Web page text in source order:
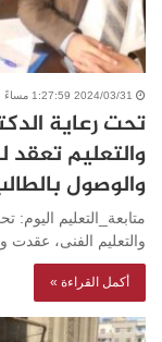
2024/03/31 1:27:59 مساءً
تحت رعاية
والتعليم تعقد
والوصول
متابعة_التعليم اليوم:
والتعليم الفنى، عقدت
أكمل القراءة »